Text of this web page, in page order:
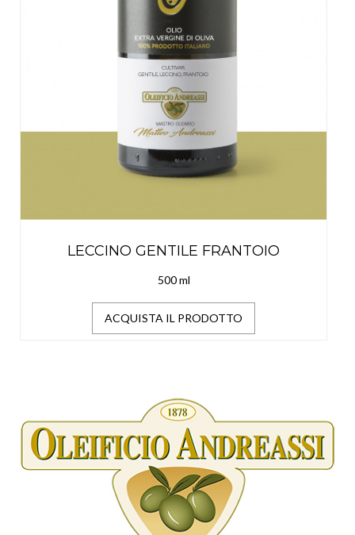
LECCINO GENTILE FRANTOIO
500 ml
ACQUISTA IL PRODOTTO